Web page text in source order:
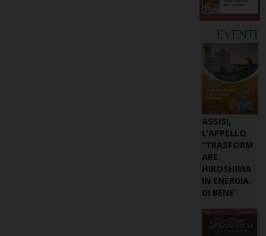
EVENTI
ASSISI,
L’APPELLO
“TRASFORM
ARE
HIROSHIMA
IN ENERGIA
DI BENE”